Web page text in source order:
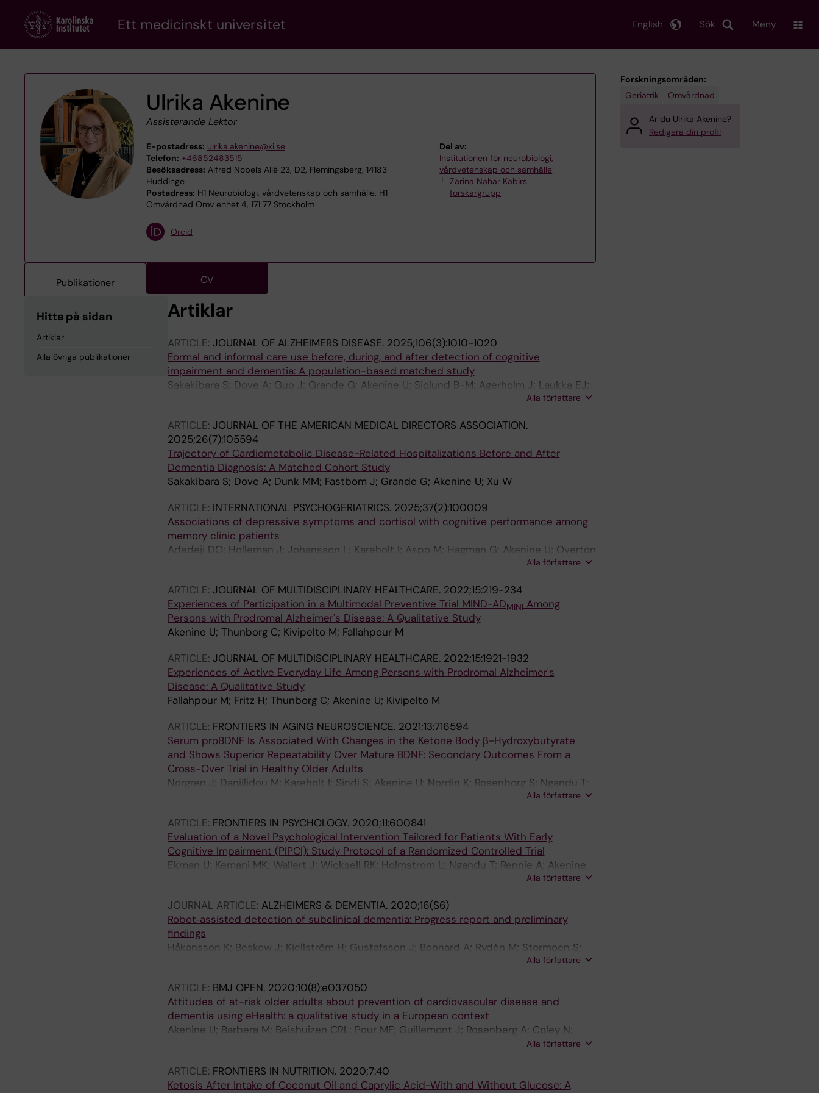
content
Ett medicinskt universitet Sök
English Meny
Ulrika Akenine
Assisterande Lektor
E-postadress: ulrika.akenine@ki.se
Telefon: +46852483515
Besöksadress: Alfred Nobels Allé 23, D2, Flemingsberg, 14183
Huddinge
Postadress: H1 Neurobiologi, vårdvetenskap och samhälle, H1
Omvårdnad Omv enhet 4, 171 77 Stockholm
Del av:
Institutionen för neurobiologi,
vårdvetenskap och samhälle
Zarina Nahar Kabirs
forskargrupp
Orcid
Publikationer CV
Hitta på sidan
Artiklar
Alla övriga publikationer
Artiklar
ARTICLE: JOURNAL OF ALZHEIMERS DISEASE. 2025;106(3):1010-1020
Formal and informal care use before, during, and after detection of cognitive
impairment and dementia: A population-based matched study
Sakakibara S; Dove A; Guo J; Grande G; Akenine U; Sjolund B-M; Agerholm J; Laukka EJ;
Alla författare
ARTICLE: JOURNAL OF THE AMERICAN MEDICAL DIRECTORS ASSOCIATION.
2025;26(7):105594
Trajectory of Cardiometabolic Disease-Related Hospitalizations Before and After
Dementia Diagnosis: A Matched Cohort Study
Sakakibara S; Dove A; Dunk MM; Fastbom J; Grande G; Akenine U; Xu W
ARTICLE: INTERNATIONAL PSYCHOGERIATRICS. 2025;37(2):100009
Associations of depressive symptoms and cortisol with cognitive performance among
memory clinic patients
Adedeji DO; Holleman J; Johansson L; Kareholt I; Aspo M; Hagman G; Akenine U; Overton
Alla författare
ARTICLE: JOURNAL OF MULTIDISCIPLINARY HEALTHCARE. 2022;15:219-234
Experiences of Participation in a Multimodal Preventive Trial MIND-ADMINI Among
Persons with Prodromal Alzheimer's Disease: A Qualitative Study
Akenine U; Thunborg C; Kivipelto M; Fallahpour M
ARTICLE: JOURNAL OF MULTIDISCIPLINARY HEALTHCARE. 2022;15:1921-1932
Experiences of Active Everyday Life Among Persons with Prodromal Alzheimer's
Disease: A Qualitative Study
Fallahpour M; Fritz H; Thunborg C; Akenine U; Kivipelto M
ARTICLE: FRONTIERS IN AGING NEUROSCIENCE. 2021;13:716594
Serum proBDNF Is Associated With Changes in the Ketone Body β-Hydroxybutyrate
and Shows Superior Repeatability Over Mature BDNF: Secondary Outcomes From a
Cross-Over Trial in Healthy Older Adults
Norgren J; Daniilidou M; Kareholt I; Sindi S; Akenine U; Nordin K; Rosenborg S; Ngandu T;
Alla författare
ARTICLE: FRONTIERS IN PSYCHOLOGY. 2020;11:600841
Evaluation of a Novel Psychological Intervention Tailored for Patients With Early
Cognitive Impairment (PIPCI): Study Protocol of a Randomized Controlled Trial
Ekman U; Kemani MK; Wallert J; Wicksell RK; Holmstrom L; Ngandu T; Rennie A; Akenine
Alla författare
JOURNAL ARTICLE: ALZHEIMERS & DEMENTIA. 2020;16(S6)
Robot‐assisted detection of subclinical dementia: Progress report and preliminary
findings
Håkansson K; Beskow J; Kjellström H; Gustafsson J; Bonnard A; Rydén M; Stormoen S;
Alla författare
ARTICLE: BMJ OPEN. 2020;10(8):e037050
Attitudes of at-risk older adults about prevention of cardiovascular disease and
dementia using eHealth: a qualitative study in a European context
Akenine U; Barbera M; Beishuizen CRL; Pour MF; Guillemont J; Rosenberg A; Coley N;
Mangialasche F; Salo L; Savy S; Pols AJ; Andrieu S; Richard E; Soininen H; van Charante
Alla författare
ARTICLE: FRONTIERS IN NUTRITION. 2020;7:40
Ketosis After Intake of Coconut Oil and Caprylic Acid-With and Without Glucose: A
Forskningsområden:
Geriatrik
Omvårdnad
Är du Ulrika Akenine?
Redigera din profil